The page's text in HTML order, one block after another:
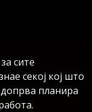
сите
секој кој што
планира